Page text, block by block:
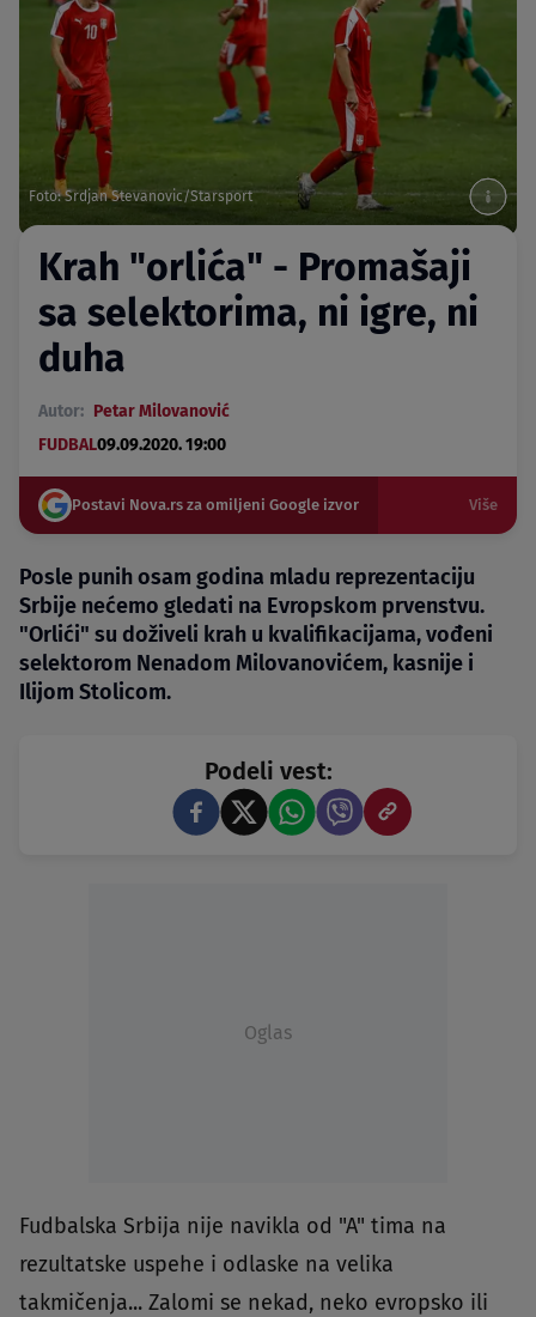
Foto: Srdjan Stevanovic/Starsport
Krah "orlića" - Promašaji
sa selektorima, ni igre, ni
duha
Autor: Petar Milovanović
FUDBAL09.09.2020. 19:00
Postavi Nova.rs za omiljeni Google izvor Više
Posle punih osam godina mladu reprezentaciju
Srbije nećemo gledati na Evropskom prvenstvu.
"Orlići" su doživeli krah u kvalifikacijama, vođeni
selektorom Nenadom Milovanovićem, kasnije i
Ilijom Stolicom.
Podeli vest:
Oglas
Fudbalska Srbija nije navikla od "A" tima na
rezultatske uspehe i odlaske na velika
takmičenja... Zalomi se nekad, neko evropsko ili